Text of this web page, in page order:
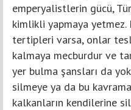
emperyalistlerin gücü,
kimlikli yapmaya yetmez.
tertipleri varsa, onlar
kalmaya mecburdur ve
yer bulma şansları da
silmeye ya da bu
kalkanların kendilerine